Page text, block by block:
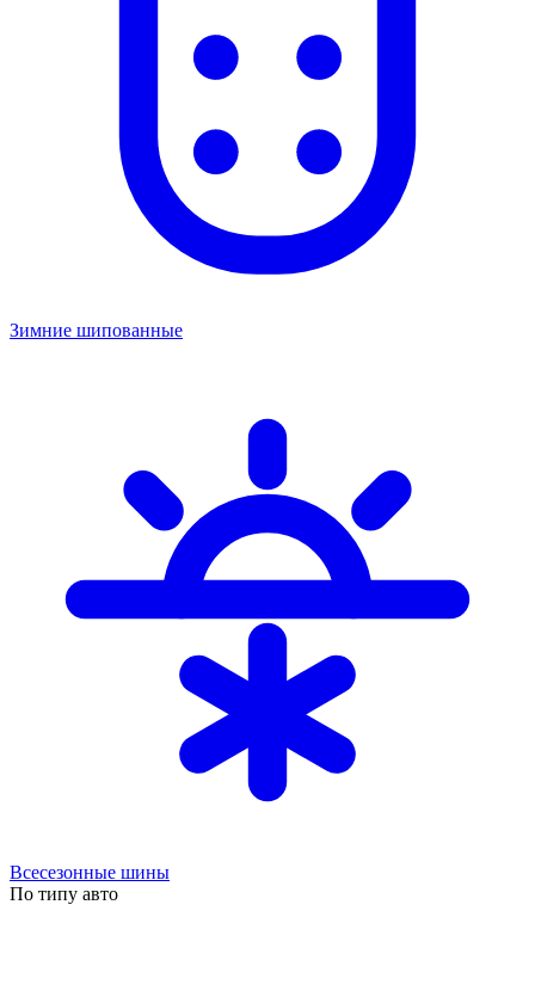
Зимние шипованные
Всесезонные шины
По типу авто